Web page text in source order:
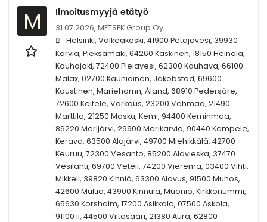
M Ilmoitusmyyjä etätyö
31.07.2026, METSEK Group Oy
Helsinki, Valkeakoski, 41900 Petäjävesi, 39930
Karvia, Pieksämäki, 64260 Kaskinen, 18150 Heinola,
Kauhajoki, 72400 Pielavesi, 62300 Kauhava, 66100
Malax, 02700 Kauniainen, Jakobstad, 69600
Kaustinen, Mariehamn, Åland, 68910 Pedersöre,
72600 Keitele, Varkaus, 23200 Vehmaa, 21490
Marttila, 21250 Masku, Kemi, 94400 Keminmaa,
86220 Merijärvi, 29900 Merikarvia, 90440 Kempele,
Kerava, 63500 Alajärvi, 49700 Miehikkälä, 42700
Keuruu, 72300 Vesanto, 85200 Alavieska, 37470
Vesilahti, 69700 Veteli, 74200 Vieremä, 03400 Vihti,
Mikkeli, 39820 Kihniö, 63300 Alavus, 91500 Muhos,
42600 Multia, 43900 Kinnula, Muonio, Kirkkonummi,
65630 Korsholm, 17200 Asikkala, 07500 Askola,
91100 Ii, 44500 Viitasaari, 21380 Aura, 62800